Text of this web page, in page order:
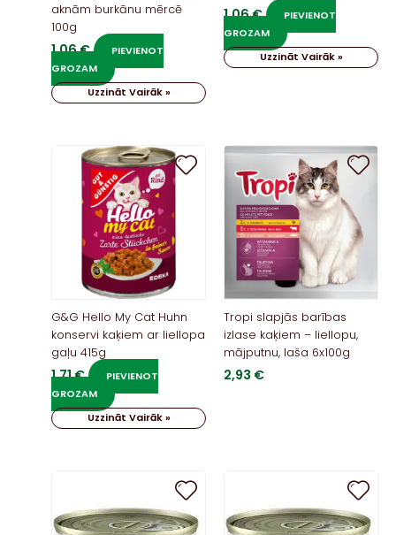
aknām burkānu mērcē
100g
1,06€
PIEVIENOT
GROZAM
Uzzināt Vairāk »
1,06€
PIEVIENOT
GROZAM
Uzzināt Vairāk »
G&G Hello My Cat Huhn
konservi kaķiem ar liellopa
gaļu 415g
1,71€
PIEVIENOT
GROZAM
Uzzināt Vairāk »
Tropi slapjās barības
izlase kaķiem – liellopu,
mājputnu, laša 6x100g
2,93 €